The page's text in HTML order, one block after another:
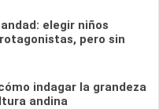
elegir niños
pero sin
indagar la grandeza
andina